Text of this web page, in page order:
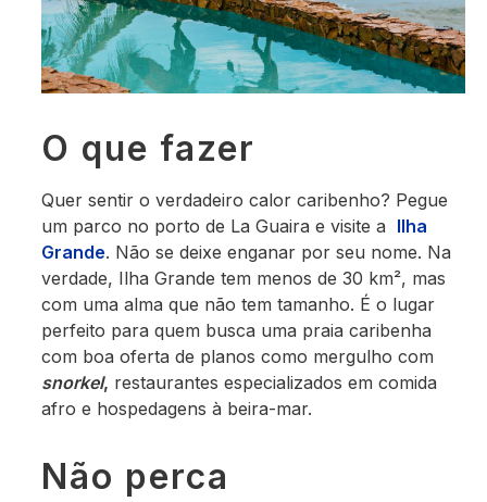
O que fazer
Quer sentir o verdadeiro calor caribenho? Pegue
um parco no porto de La Guaira e visite a Ilha
Grande. Não se deixe enganar por seu nome. Na
verdade, Ilha Grande tem menos de 30 km², mas
com uma alma que não tem tamanho. É o lugar
perfeito para quem busca uma praia caribenha
com boa oferta de planos como mergulho com
snorkel, restaurantes especializados em comida
afro e hospedagens à beira-mar.
Não perca